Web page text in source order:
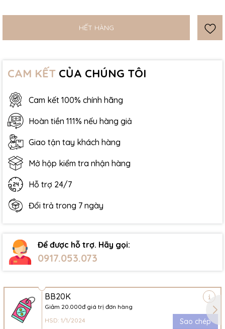
HẾT HÀNG
CAM KẾT CỦA CHÚNG TÔI
Cam kết 100% chính hãng
Hoàn tiền 111% nếu hàng giả
Giao tận tay khách hàng
Mở hộp kiểm tra nhận hàng
Hỗ trợ 24/7
Đổi trả trong 7 ngày
Để được hỗ trợ. Hãy gọi:
0917.053.073
BB20K
Giảm 20.000đ giá trị đơn hàng
HSD: 1/1/2024
Sao chép